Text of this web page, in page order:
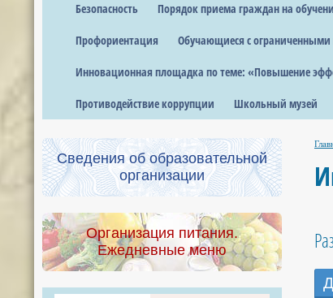
Безопасность Порядок приема граждан на
Профориентация Обучающиеся с
Инновационная площадка по теме: «Повышение
Противодействие коррупции Школьный музей
Сведения об образовательной
организации
Организация питания.
Ежедневные меню